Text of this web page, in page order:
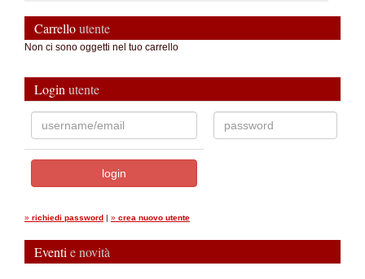
Carrelloutente
Non ci sono oggetti nel tuo carrello
Login utente
» richiedi password | » crea nuovo utente
Eventi e novità